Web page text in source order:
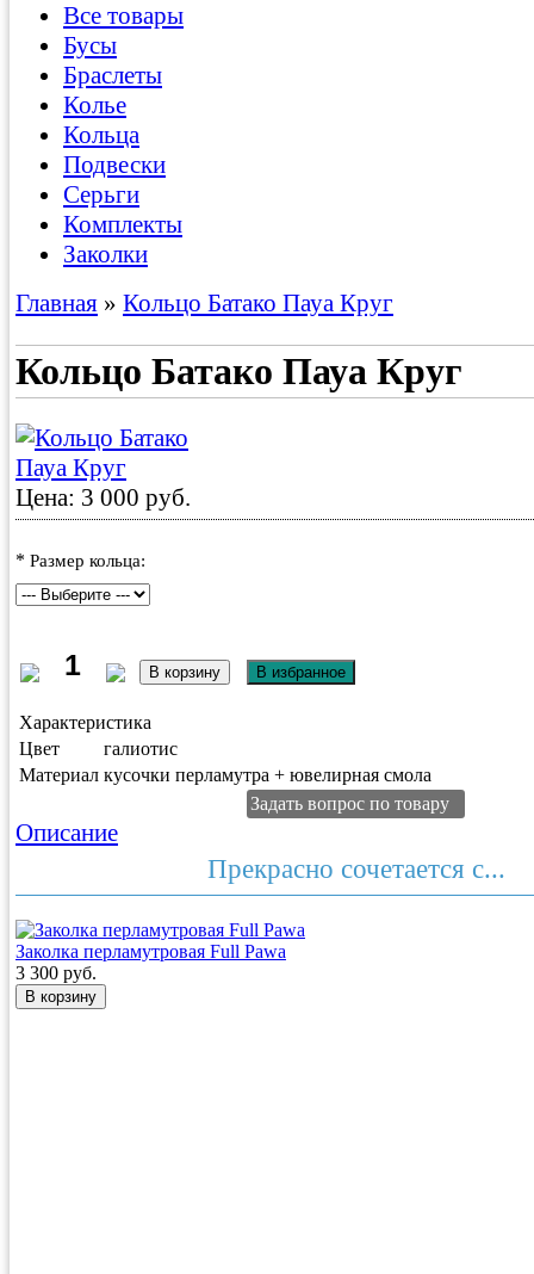
Все товары
Бусы
Браслеты
Колье
Кольца
Подвески
Серьги
Комплекты
Заколки
Главная » Кольцо Батако Пауа Круг
Кольцо Батако Пауа Круг
Цена: 3 000 руб.
* Размер кольца:
Характеристика
Цвет
галиотис
Материал кусочки перламутра + ювелирная смола
Задать вопрос по товару
Описание
Прекрасно сочетается с...
Заколка перламутровая Full Pawa
3 300 руб.